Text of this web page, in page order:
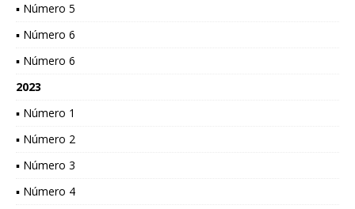
▪ Número 5
▪ Número 6
▪ Número 6
2023
▪ Número 1
▪ Número 2
▪ Número 3
▪ Número 4